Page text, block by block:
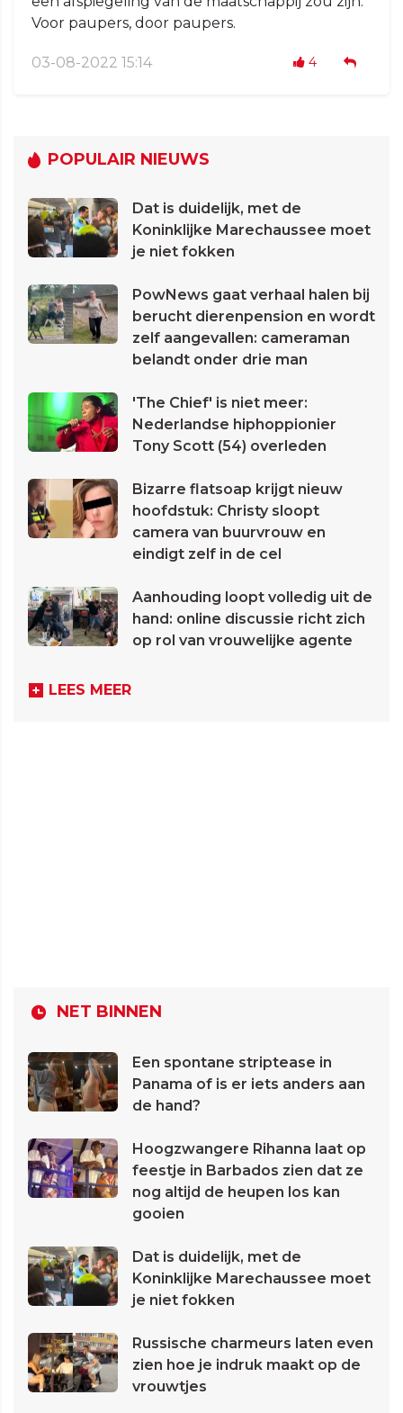
Voor paupers, door paupers.
03-08-2022 15:14 4
POPULAIR NIEUWS
Dat is duidelijk, met de
Koninklijke Marechaussee moet
je niet fokken
PowNews gaat verhaal halen bij
berucht dierenpension en wordt
zelf aangevallen: cameraman
belandt onder drie man
'The Chief' is niet meer:
Nederlandse hiphoppionier
Tony Scott (54) overleden
Bizarre flatsoap krijgt nieuw
hoofdstuk: Christy sloopt
camera van buurvrouw en
eindigt zelf in de cel
Aanhouding loopt volledig uit de
hand: online discussie richt zich
op rol van vrouwelijke agente
LEES MEER
NET BINNEN
Een spontane striptease in
Panama of is er iets anders aan
de hand?
Hoogzwangere Rihanna laat op
feestje in Barbados zien dat ze
nog altijd de heupen los kan
gooien
Dat is duidelijk, met de
Koninklijke Marechaussee moet
je niet fokken
Russische charmeurs laten even
zien hoe je indruk maakt op de
vrouwtjes